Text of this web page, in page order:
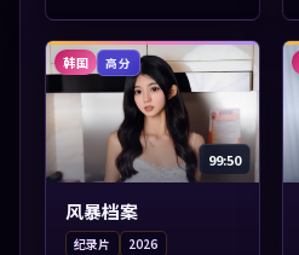
凑，值得加入片...
韩国 高分
99:50
风暴档案
纪录片 2026